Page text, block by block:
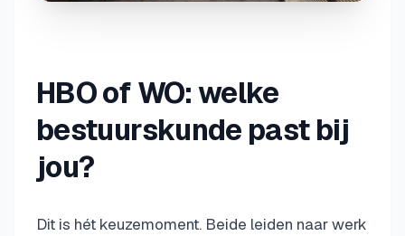
HBO of WO: welke
bestuurskunde past bij
jou?
Dit is hét keuzemoment. Beide leiden naar werk